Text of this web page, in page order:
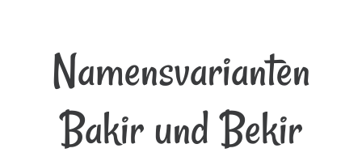
Namensvarianten
Bakir und Bekir